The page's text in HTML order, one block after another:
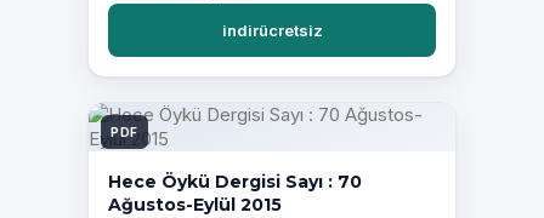
indirücretsiz
PDF
Hece Öykü Dergisi Sayı : 70
Ağustos-Eylül 2015